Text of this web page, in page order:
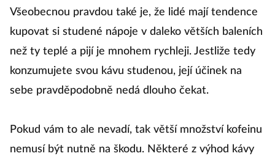
Všeobecnou pravdou také je, že lidé mají tendence
kupovat si studené nápoje v daleko větších baleních
než ty teplé a pijí je mnohem rychleji. Jestliže tedy
konzumujete svou kávu studenou, její účinek na
sebe pravděpodobně nedá dlouho čekat.
Pokud vám to ale nevadí, tak větší množství kofeinu
nemusí být nutně na škodu. Některé z výhod kávy